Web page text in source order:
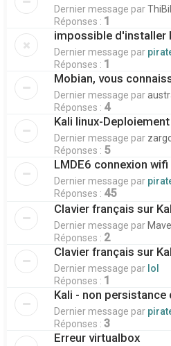
Dernier message parThiBill
Réponses : 1
impossible d'installer
Dernier message par
Réponses : 1
Mobian, vous
Dernier message par
Réponses : 4
Kali linux-
Dernier message par
Réponses : 5
LMDE6 connexion wifi
Dernier message par
Réponses : 45
Clavier français sur
Dernier message par Mave
Réponses : 2
Clavier français sur
Dernier message par lol
Réponses : 1
Kali - non persistance
Dernier message par
Réponses : 3
Erreur virtualbox